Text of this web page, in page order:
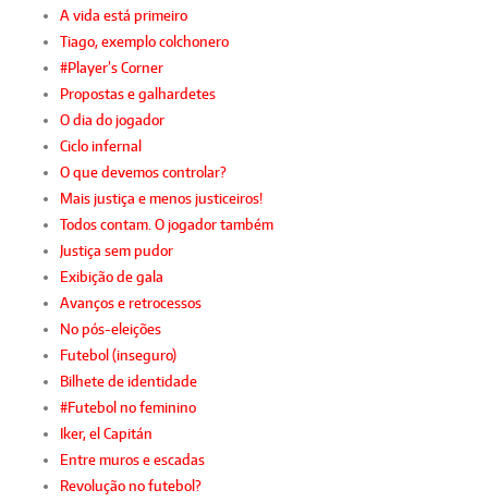
A vida está primeiro
Tiago, exemplo colchonero
#Player’s Corner
Propostas e galhardetes
O dia do jogador
Ciclo infernal
O que devemos controlar?
Mais justiça e menos justiceiros!
Todos contam. O jogador também
Justiça sem pudor
Exibição de gala
Avanços e retrocessos
No pós-eleições
Futebol (inseguro)
Bilhete de identidade
#Futebol no feminino
Iker, el Capitán
Entre muros e escadas
Revolução no futebol?